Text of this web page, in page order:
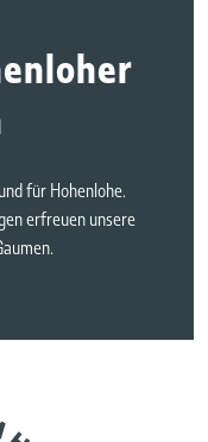
für Hohenlohe.
erfreuen unsere